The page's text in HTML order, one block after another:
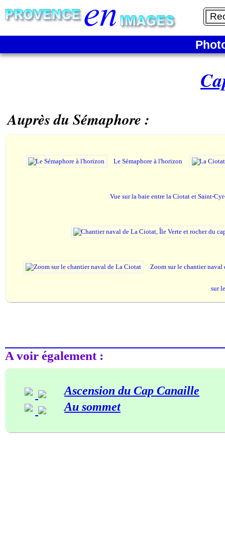
Auprès du Sémaphore :
Le Sémaphore à l'horizon
Vue sur la baie entre la Ciotat et Saint-
Zoom sur le chantier
sur
A voir également :
Ascension du Cap Canaille
Au sommet